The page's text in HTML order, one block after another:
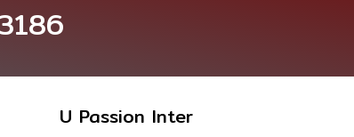
U Passion Inter